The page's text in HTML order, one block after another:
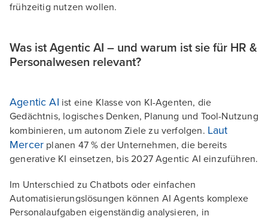
frühzeitig nutzen wollen.
Was ist Agentic AI – und warum ist sie für HR &
Personalwesen relevant?
Agentic AI ist eine Klasse von KI-Agenten, die
Gedächtnis, logisches Denken, Planung und Tool-Nutzung
kombinieren, um autonom Ziele zu verfolgen. Laut
Mercer planen 47 % der Unternehmen, die bereits
generative KI einsetzen, bis 2027 Agentic AI einzuführen.
Im Unterschied zu Chatbots oder einfachen
Automatisierungslösungen können AI Agents komplexe
Personalaufgaben eigenständig analysieren, in